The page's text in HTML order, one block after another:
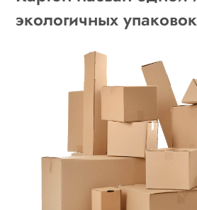
экологичных упаковок